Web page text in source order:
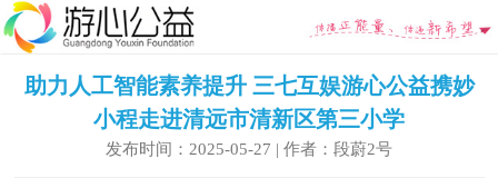
助力人工智能素养提升 三七互娱游心公益携妙
小程走进清远市清新区第三小学
发布时间：2025-05-27 | 作者：段蔚2号